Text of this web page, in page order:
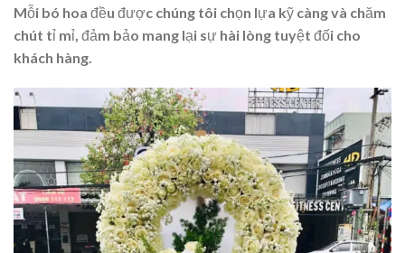
Mỗi bó hoa đều được chúng tôi chọn lựa kỹ càng và chăm
chút tỉ mỉ, đảm bảo mang lại sự hài lòng tuyệt đối cho
khách hàng.